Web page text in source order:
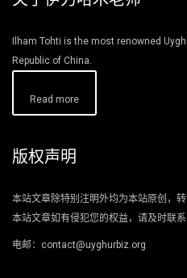
Ilham Tohti is the most renowned
Republic of China.
Read more
版权声明
本站文章除特别注明外均为本站原创，
本站文章如有侵犯您的权益，请及时联系.
电邮：contact@uyghurbiz.org